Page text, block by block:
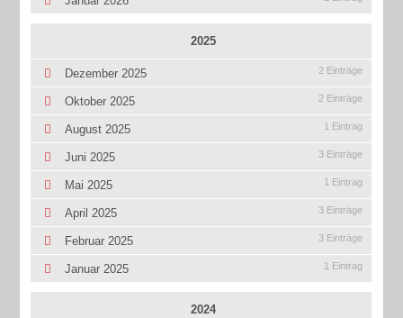
2025
Dezember 2025 2 Einträge
Oktober 2025 2 Einträge
August 2025 1 Eintrag
Juni 2025 3 Einträge
Mai 2025 1 Eintrag
April 2025 3 Einträge
Februar 2025 3 Einträge
Januar 2025 1 Eintrag
2024